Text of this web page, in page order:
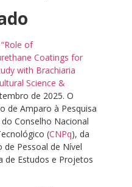
“Role of
Coatings for
with Brachiaria
Science &
de 2025. O
de Amparo à Pesquisa
do Conselho Nacional
(CNPq), da
Pessoal de Nível
de Estudos e Projetos